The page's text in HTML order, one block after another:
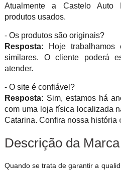
Atualmente a Castelo Auto
produtos usados.
- Os produtos são originais?
Resposta: Hoje
similares. O cliente poderá
atender.
- O site é confiável?
Resposta: Sim, estamos há
com uma loja física localizada
Catarina. Confira nossa história
Descrição da Marca
Quando se trata de garantir a